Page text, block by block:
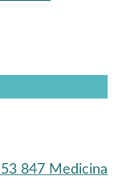
847 Medicina